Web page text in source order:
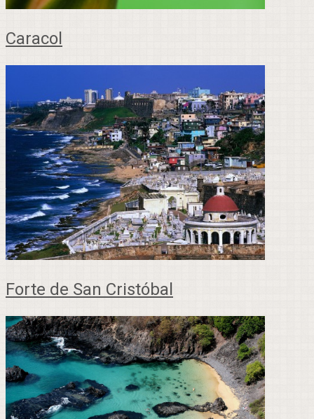
Caracol
Forte de San Cristóbal